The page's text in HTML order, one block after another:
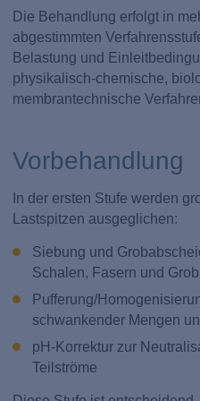
Die Behandlung erfolgt in
abgestimmten
Belastung und
physikalisch-chemische,
membrantechnische
Vorbehandlung
In der ersten Stufe werden
Lastspitzen ausgeglichen:
Siebung und
Schalen, Fasern und
Pufferung/
schwankender Mengen
pH-Korrektur zur
Teilströme